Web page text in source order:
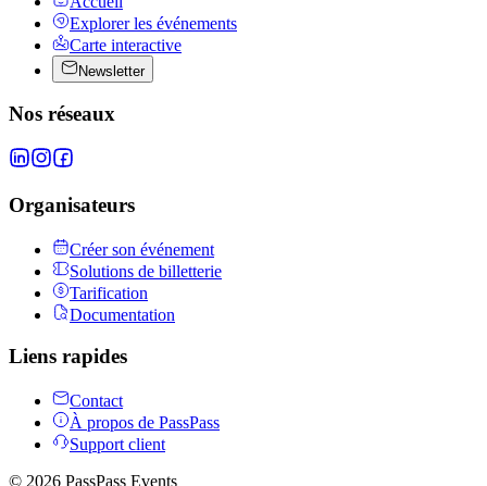
Explorer les événements
Carte interactive
Newsletter
Nos réseaux
Organisateurs
Créer son événement
Solutions de billetterie
Tarification
Documentation
Liens rapides
Contact
À propos de PassPass
Support client
© 2026 PassPass Events